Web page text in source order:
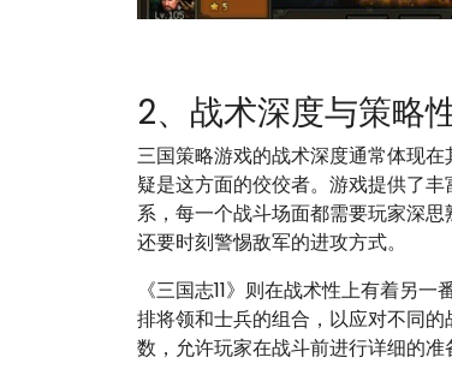
2、战术深度与策略
三国策略游戏的战术深度通常体现
疑是这方面的佼佼者。游戏提供了
系，每一个战斗场面都需要玩家深
还要时刻警惕敌军的进攻方式。
《三国志11》则在战术性上有着另
排将领和士兵的组合，以应对不同
数，允许玩家在战斗前进行详细的准